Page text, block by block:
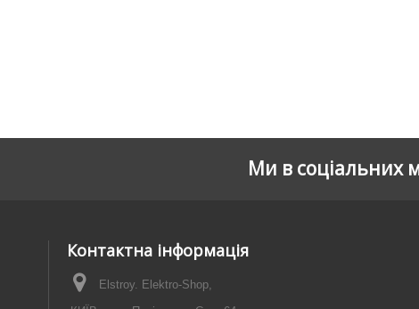
Ми в соціальних
Контактна інформація
Elstroy. Elektro-Shop,